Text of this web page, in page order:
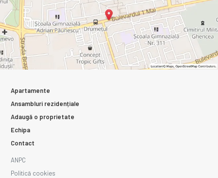
Apartamente
Ansambluri rezidențiale
Adaugă o proprietate
Echipa
Contact
ANPC
Politică cookies